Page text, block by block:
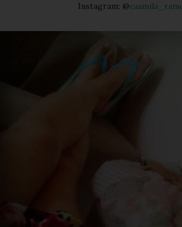
Instagram: @